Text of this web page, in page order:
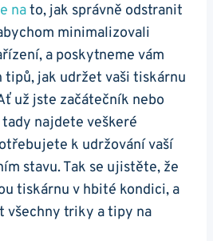
nato, jak správně odstranit
minimalizovali
a poskytneme vám
jak udržet vaši tiskárnu
už jste začátečník nebo
najdete veškeré
k udržování vaší
stavu. Tak se ujistěte, že
tiskárnu v hbité kondici, a
všechny triky a tipy na